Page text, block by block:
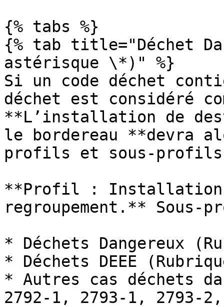
{% tabs %}
{% tab title="Déchet
astérisque \*)" %}
Si un code déchet
déchet est considéré
**L’installation de
le bordereau **devra
profils et sous-
**Profil :
regroupement.**
* Déchets Dangereux
* Déchets DEEE
* Autres cas déchets
2792-1, 2793-1, 2793-